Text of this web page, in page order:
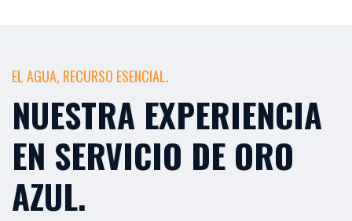
EL AGUA, RECURSO ESENCIAL.
NUESTRA EXPERIENCIA
EN SERVICIO DE ORO
AZUL.